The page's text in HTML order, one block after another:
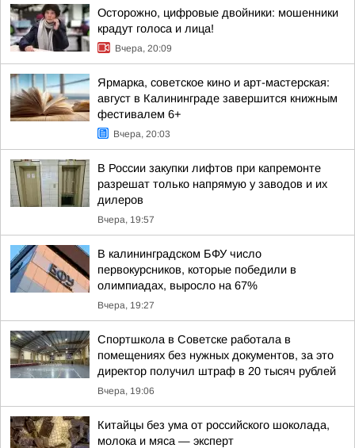
Осторожно, цифровые двойники: мошенники
крадут голоса и лица!
Вчера, 20:09
Ярмарка, советское кино и арт-мастерская:
август в Калининграде завершится книжным
фестивалем 6+
Вчера, 20:03
В России закупки лифтов при капремонте
разрешат только напрямую у заводов и их
дилеров
Вчера, 19:57
В калининградском БФУ число
первокурсников, которые победили в
олимпиадах, выросло на 67%
Вчера, 19:27
Спортшкола в Советске работала в
помещениях без нужных документов, за это
директор получил штраф в 20 тысяч рублей
Вчера, 19:06
Китайцы без ума от российского шоколада,
молока и мяса — эксперт